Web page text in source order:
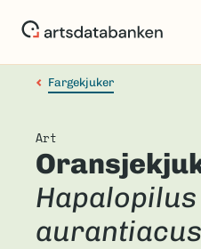
Fargekjuker
Art
Hapalopilus
aurantiacus